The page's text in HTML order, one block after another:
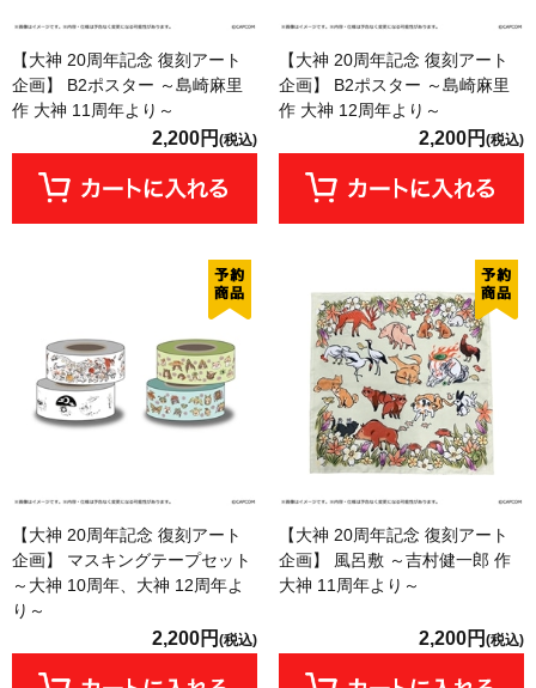
【大神 20周年記念 復刻アート
企画】 B2ポスター ～島崎麻里
作 大神 11周年より～
2,200円 (税込)
【大神 20周年記念 復刻アート
企画】 B2ポスター ～島崎麻里
作 大神 12周年より～
2,200円 (税込)
【大神 20周年記念 復刻アート
企画】 マスキングテープセット
～大神 10周年、大神 12周年よ
り～
2,200円 (税込)
【大神 20周年記念 復刻アート
企画】 風呂敷 ～吉村健一郎 作
大神 11周年より～
2,200円 (税込)